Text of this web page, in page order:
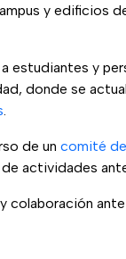
y edificios
estudiantes y
donde se
.
de un comité
actividades
y colaboración